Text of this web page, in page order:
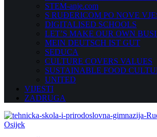
STEM-anje.com
S RUĐERICOM PO NOVE
DIGITALISED SCHOOLS
LET’S MAKE OUR OWN
MEIN DEUTSCH IST GUT
SEDUCA
CULTURE COVERS VALUES
SUSTAINABLE FOOD
UNITED
VIJESTI
ZADRUGA